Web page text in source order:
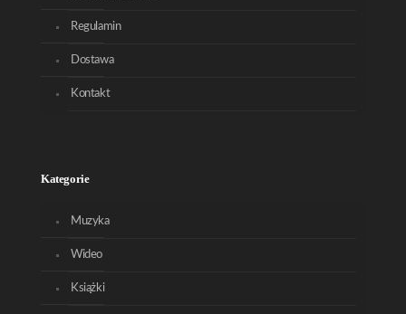
Regulamin
Dostawa
Kontakt
Kategorie
Muzyka
Wideo
Książki